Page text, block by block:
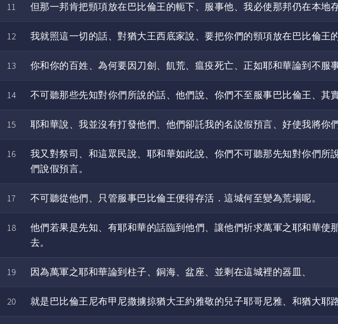
11 但那一邦肯把頸項放在巴比倫王的軛下、服事他、我必使那邦仍在本地
12 我就照這一切的話、對猶大王西底家說、要把你們的頸項放在巴比倫王
13 你和你的百姓、為何要因刀劍、飢荒、瘟疫死亡、正如耶和華論到不服
14 不可聽那些先知對你們所說的話、他們說、你們不至服事巴比倫王、其
15 耶和華說、我並沒有打發他們、他們卻託我的名說假預言、好使我將你
16
我又對祭司、和這眾民說、耶和華如此說、你們不可聽那先知對你們
們說假預言。
17 不可聽從他們、只管服事巴比倫王便得存活．這城何至變為荒場呢。
18
他們若果是先知、有耶和華的話臨到他們、讓他們祈求萬軍之耶和華
去。
19 因為萬軍之耶和華論到柱子、銅海、盆座、並剩在這城裡的器皿、
20 就是巴比倫王尼布甲尼撒擄掠猶大王約雅敬的兒子耶哥尼雅、和猶大耶